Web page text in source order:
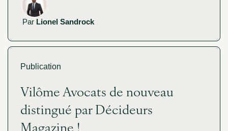
Par Lionel Sandrock
Publication
Vilôme Avocats de nouveau
distingué par Décideurs
Magazine !